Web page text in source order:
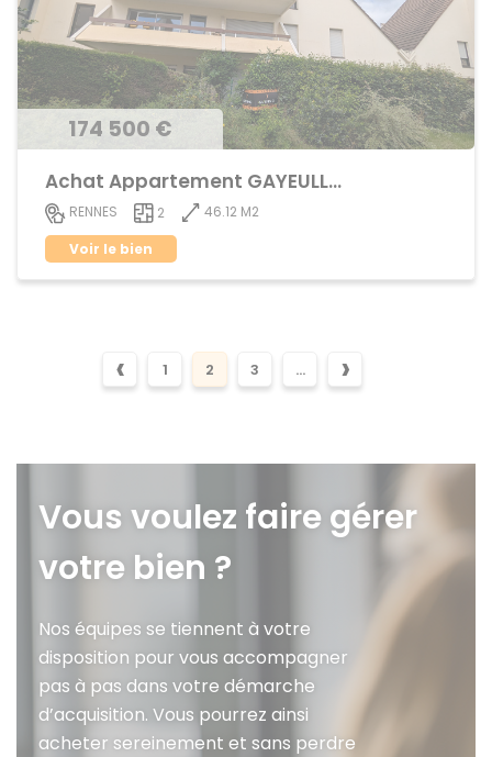
174 500 €
Achat Appartement GAYEULLES
RENNES 2
46.12 M2
Voir le bien
‹ 1 2 3 ... ›
Vous voulez faire gérer
votre bien ?
Nos équipes se tiennent à votre
disposition pour vous accompagner
pas à pas dans votre démarche
d’acquisition. Vous pourrez ainsi
acheter sereinement et sans perdre